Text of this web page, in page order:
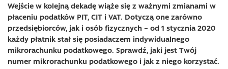
Wejście w kolejną dekadę wiąże się z ważnymi zmianami w
płaceniu podatków PIT, CIT i VAT. Dotyczą one zarówno
przedsiębiorców, jak i osób fizycznych – od 1 stycznia 2020
każdy płatnik stał się posiadaczem indywidualnego
mikrorachunku podatkowego. Sprawdź, jaki jest Twój
numer mikrorachunku podatkowego i jak z niego korzystać.